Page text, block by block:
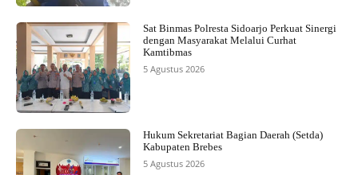
Sat Binmas Polresta Sidoarjo Perkuat Sinergi
dengan Masyarakat Melalui Curhat
Kamtibmas
5 Agustus 2026
Hukum Sekretariat Bagian Daerah (Setda)
Kabupaten Brebes
5 Agustus 2026